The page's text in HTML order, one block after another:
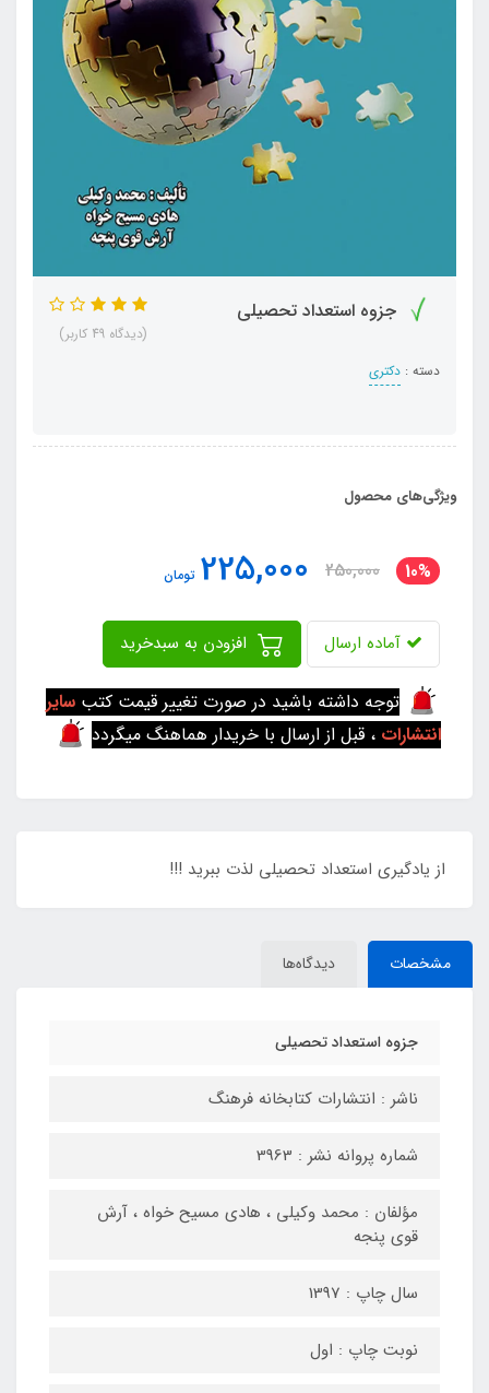
جزوه استعداد تحصیلی
دسته : دکتری
(دیدگاه 49 کاربر)
ویژگی‌های محصول
10%
250,000
225,000 تومان
آماده ارسال
توجه داشته باشید در صورت تغییر قیمت کتب سایر
انتشارات ، قبل از ارسال با خریدار هماهنگ میگردد
از یادگیری استعداد تحصیلی لذت ببرید !!!
مشخصات دیدگاه‌ها
جزوه استعداد تحصیلی
ناشر : انتشارات کتابخانه فرهنگ
شماره پروانه نشر : 3963
مؤلفان : محمد وکیلی ، هادی مسیح خواه ، آرش
قوی پنجه
سال چاپ : 1397
نوبت چاپ : اول